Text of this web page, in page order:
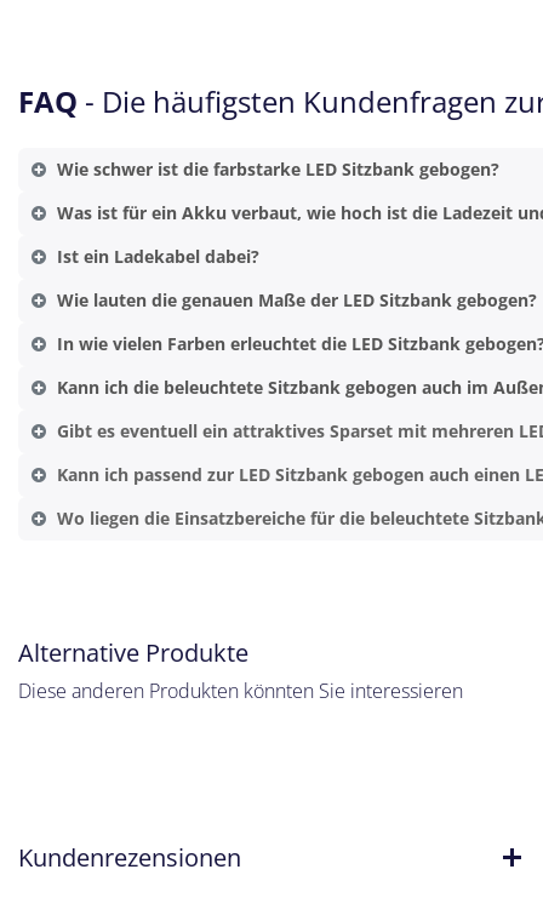
FAQ - Die häufigsten Kundenfragen
Wie schwer ist die farbstarke LED Sitzbank gebogen?
Was ist für ein Akku verbaut, wie hoch ist die Ladezeit
Ist ein Ladekabel dabei?
Wie lauten die genauen Maße der LED Sitzbank gebogen?
In wie vielen Farben erleuchtet die LED Sitzbank
Kann ich die beleuchtete Sitzbank gebogen auch im
Gibt es eventuell ein attraktives Sparset mit mehreren
Kann ich passend zur LED Sitzbank gebogen auch einen
Wo liegen die Einsatzbereiche für die beleuchtete
Alternative Produkte
Diese anderen Produkten könnten Sie interessieren
Kundenrezensionen